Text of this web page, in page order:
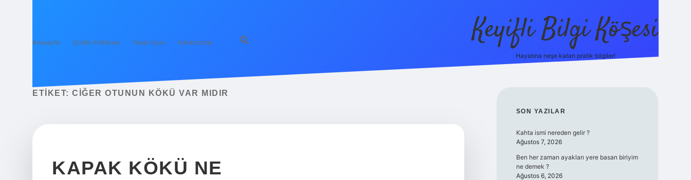
Anasayfa Gizlilik Politikası Yasal Uyarı Hakkımızda Keyifli Bilgi Köşesi
Hayatına neşe katan pratik bilgiler!
ETIKET: CIĞER OTUNUN KÖKÜ VAR MIDIR
KAPAK KÖKÜ NE
SIDEBAR
SON YAZILAR
Kahta ismi nereden gelir ?
Ağustos 7, 2026
Ben her zaman ayakları yere basan biriyim
ne demek ?
Ağustos 6, 2026